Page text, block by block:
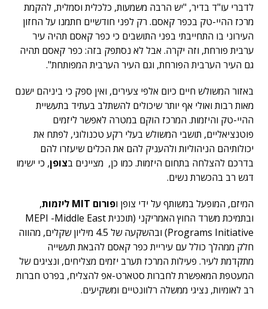
לדברי עו"ד בדיר, "יש הרבה משמעות, כלכלית וסמלית, להקמת
מרכז ההיי-טק בכפר קאסם. רק לפני חודשיים חתמנו על החזון
העירוני בו התחייבתי בפני התושבים כי כפר קאסם תהיה עיר
ערבית פורחת, וזה יקרה. אבל לא נסתפק בזה: כפר קאסם תהיה
גם העיר הערבית הפורחת, וגם העיר הערבית המפותחת".
באזור המשולש חיים כיום אלפי צעירים, ואין ספק כי ביניהם ישנם
מאות רבות ואולי אף יותר שיכולים להשתלב בעתיד בתעשיית
ההיי-טק והיזמות. המרכז הוקם במטרה לאפשר ליזמים
פוטנציאליים, תושבי המשולש בעלי רקע טכנולוגי, לפתח את
יכולותיהם הניהוליות ולהעניק להם את הכלים שיעזרו להם
בדרכם להצלחה בתחום היזמות. כמו כן, מציינים בצופן, כי ישימו
דגש רב בהכשרת נשים.
המיזם, המופעל במשותף על ידי צופן ופורום MIT ליזמות
,
ובתמיכת משרד החוץ האמריקני (תוכנית MEPI -Middle East
Programs Initiative) ובהשקעה של 4.5 מיליון שקלים, מהווה
חלק ממהלך כולל עם עיריית כפר קאסם להבאת תעשייה
מתקדמת לעיר. פעילות המרכז תערב יזמים מצליחים, ונציגים של
המעטפת המאפשרת לחברות סטארט-אפ להצליח, בפרט חברות
רב לאומיות, נציגי ממשלה רלוונטיים ומשקיעים.